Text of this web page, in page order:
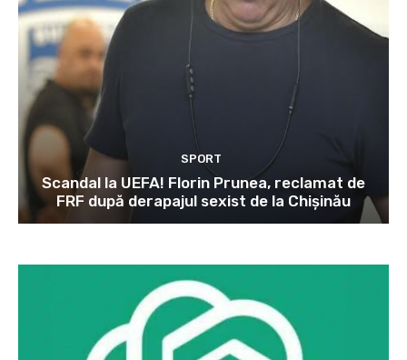
SPORT
Scandal la UEFA! Florin Prunea, reclamat de
FRF după derapajul sexist de la Chișinău